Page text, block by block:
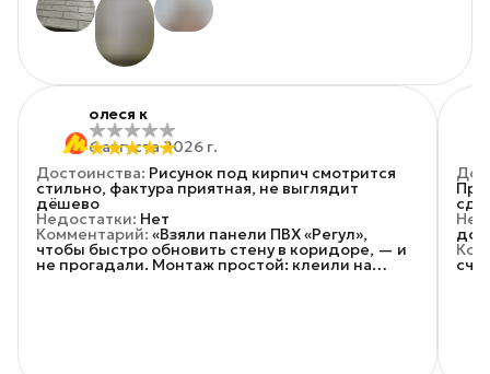
3звезды
звезды
олеся к
6 августа 2026 г.
Достоинства: Рисунок под кирпич смотрится
стильно, фактура приятная, не выглядит
дёшево
Недостатки: Нет
Комментарий: «Взяли панели ПВХ «Регул»,
чтобы быстро обновить стену в коридоре, — и
не прогадали. Монтаж простой: клеили на